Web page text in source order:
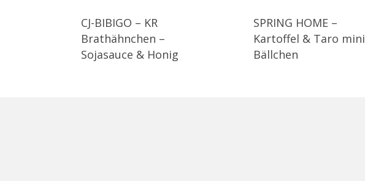
CJ-BIBIGO – KR
Brathähnchen –
Sojasauce & Honig
SPRING HOME –
Kartoffel & Taro mini
Bällchen